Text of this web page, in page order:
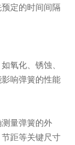
定的时间间隔
氧化、锈蚀、
响弹簧的性能
量弹簧的外
距等关键尺寸